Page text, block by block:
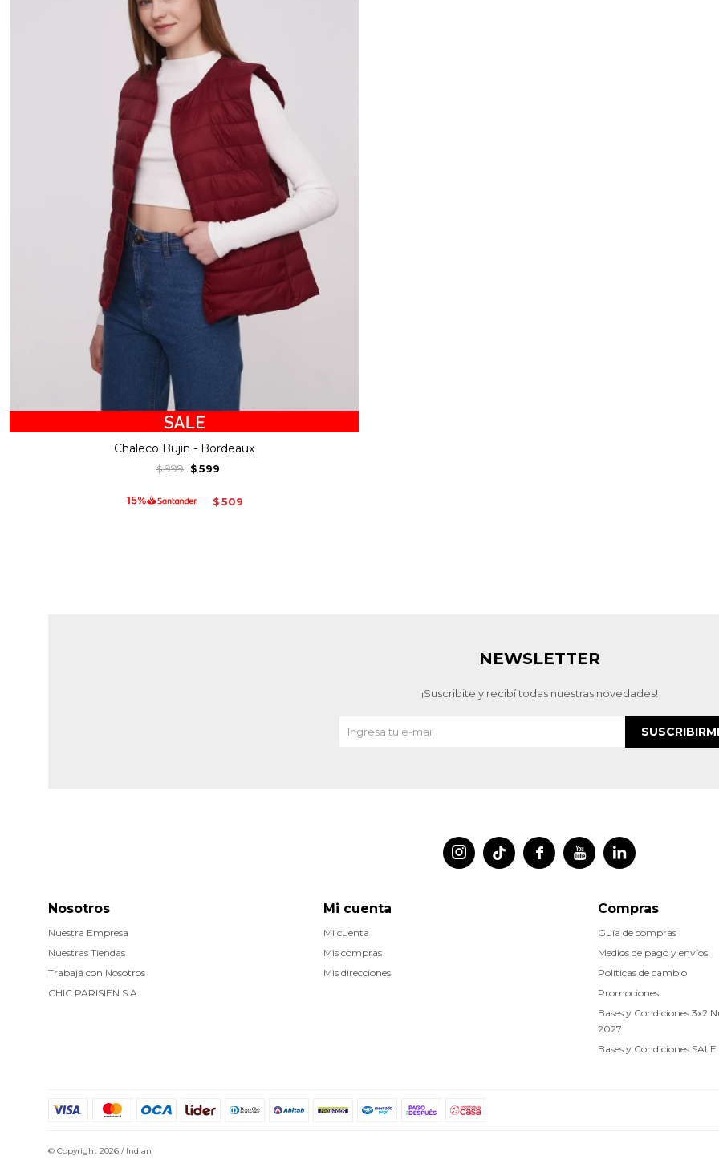
Chaleco Bujin - Bordeaux
$ 999 $ 599
$ 509
 
 
Nosotros
Nuestra Empresa
Nuestras Tiendas
Trabajá con Nosotros
CHIC PARISIEN S.A.
Compras
Guía de compras
Medios de pago y envíos
Políticas de cambio
Promociones
Bases y Condiciones 3x2
2027
Bases y Condiciones SALE
Mi cuenta
Mi cuenta
Mis compras
Mis direcciones
NEWSLETTER
¡Suscribite y recibí todas nuestras novedades!
© Copyright 2026 / Indian